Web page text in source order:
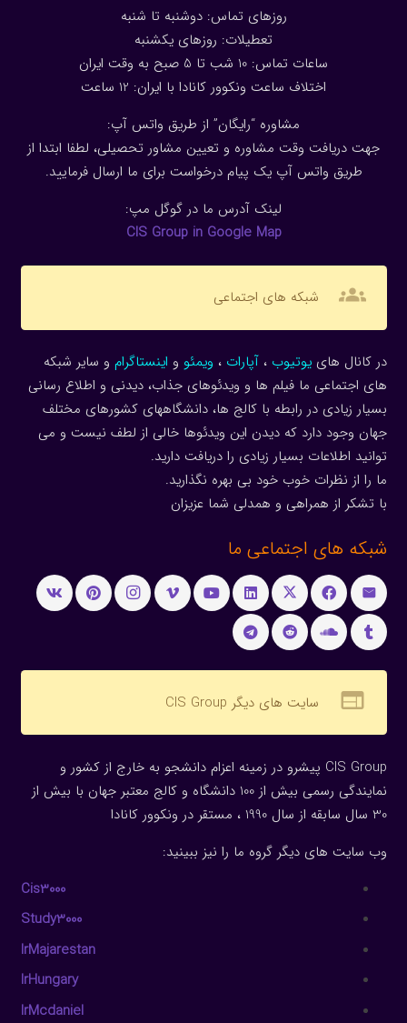
روزهای تماس: دوشنبه تا شنبه
تعطیلات: روزهای یکشنبه
ساعات تماس: 10 شب تا 5 صبح به وقت ایران
اختلاف ساعت ونکوور کانادا با ایران: 1 2 ساعت
مشاوره “رایگان” از طریق واتس آپ:
جهت دریافت وقت مشاوره و تعیین مشاور تحصیلی، لطفا ابتدا از
طریق واتس آپ یک پیام درخواست برای ما ارسال فرمایید.
لینک آدرس ما در گوگل مپ:
CIS Group in Google Map
groups شبکه های اجتماعی
در کانال هاییوتیوب ، آپارات ، ویمئو و اینستاگرام و سایر شبکه
های اجتماعی ما فیلم ها و ویدئوهای جذاب، دیدنی و اطلاع رسانی
بسیار زیادی در رابطه با کالج ها، دانشگاههای کشورهای مختلف
جهان وجود دارد که دیدن این ویدئوها خالی از لطف نیست و می
توانید اطلاعات بسیار زیادی را دریافت دارید.
ما را از نظرات خوب خود بی بهره نگذارید.
با تشکر از همراهی و همدلی شما عزیزان
شبکه های اجتماعی ما
web سایت های دیگر CIS Group
CIS Group پیشرو در زمینه اعزام دانشجو به خارج از کشور و
نمایندگی رسمی بیش از 100 دانشگاه و کالج معتبر جهان با بیش از
30 سال سابقه از سال 1990 ، مستقر در ونکوور کانادا
وب سایت های دیگر گروه ما را نیز ببینید:
Cis3000
Study3000
IrMajarestan
IrHungary
IrMcdaniel